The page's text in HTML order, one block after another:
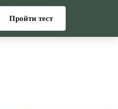
Пройти тест